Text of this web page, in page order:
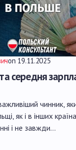
on 19.11.2025
середня
чинник,
як і в інших
і не завжди…